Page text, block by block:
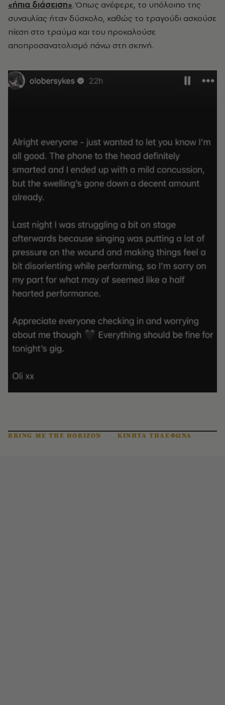
«ήπια διάσειση». Όπως ανέφερε, το υπόλοιπο της
συναυλίας ήταν δύσκολο, καθώς το τραγούδι ασκούσε
πίεση στο τραύμα και του προκαλούσε
αποπροσανατολισμό πάνω στη σκηνή.
BRING ME THE HORIZON ΚΙΝΗΤΑ ΤΗΛΕΦΩΝΑ